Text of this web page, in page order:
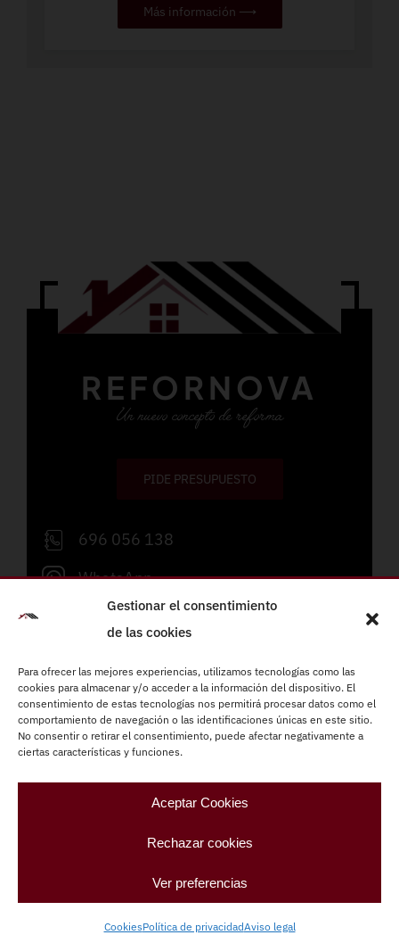
Gestionar el consentimiento
de las cookies
Para ofrecer las mejores experiencias, utilizamos tecnologías como las
cookies para almacenar y/o acceder a la información del dispositivo. El
consentimiento de estas tecnologías nos permitirá procesar datos como el
comportamiento de navegación o las identificaciones únicas en este sitio.
No consentir o retirar el consentimiento, puede afectar negativamente a
ciertas características y funciones.
Aceptar Cookies
Rechazar cookies
Ver preferencias
CookiesPolítica de privacidadAviso legal
Más información ⟶
REFORNOVA
Un nuevo concepto de reforma
PIDE PRESUPUESTO
696 056 138
WhatsApp
info@refornova.com
Reformas integrales
Instalaciones eléctricas
Carpintería
Refornova –Refornova – Paletas Barcelona|Aviso
Política de privacidad Cookies
Diseño web: